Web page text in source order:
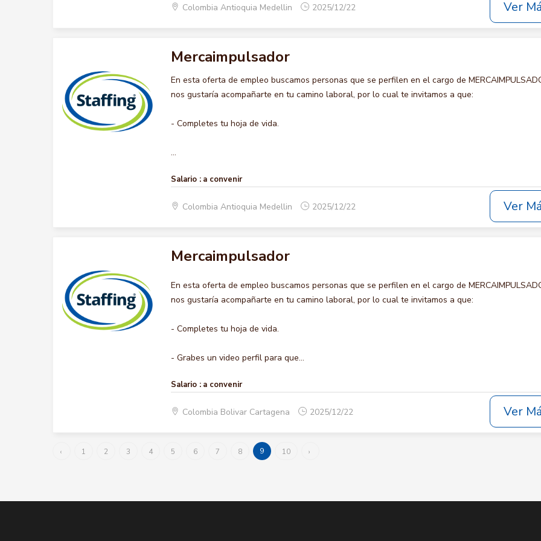
Colombia Antioquia Medellin 2025/12/22 Ver
Mercaimpulsador
En esta oferta de empleo buscamos personas que se perfilen en el cargo de
nos gustaría acompañarte en tu camino laboral, por lo cual te invitamos a que:
- Completes tu hoja de vida.
...
Salario : a convenir
Colombia Antioquia Medellin 2025/12/22 Ver
Mercaimpulsador
En esta oferta de empleo buscamos personas que se perfilen en el cargo de
nos gustaría acompañarte en tu camino laboral, por lo cual te invitamos a que:
- Completes tu hoja de vida.
- Grabes un video perfil para que...
Salario : a convenir
Colombia Bolivar Cartagena 2025/12/22 Ver
‹ 1 2 3 4 5 6 7 8 9 10 ›